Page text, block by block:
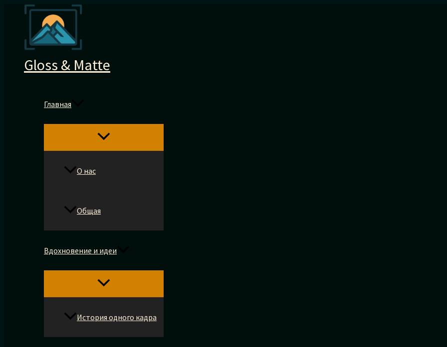
Перейти
содержимому
Gloss & Matte
Главная
О нас
Общая
Вдохновение и идеи
История одного кадра